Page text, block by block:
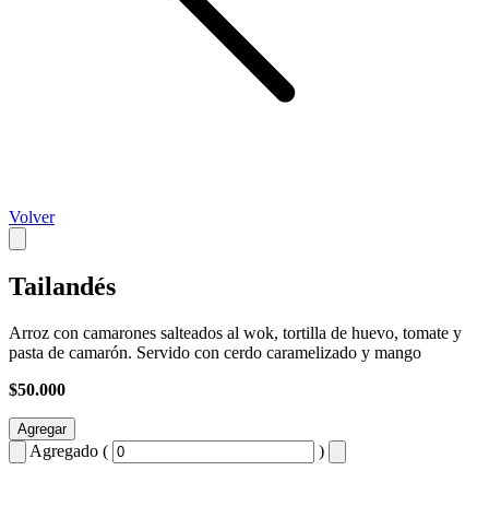
Volver
Tailandés
Arroz con camarones salteados al wok, tortilla de huevo, tomate y
pasta de camarón. Servido con cerdo caramelizado y mango
$50.000
Agregar
Agregado ( )